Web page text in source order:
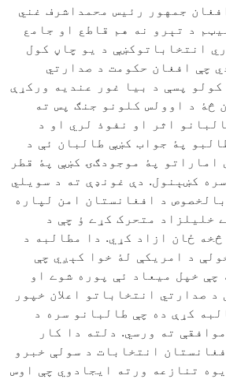
جمهور رئيس محمداشرف غني
د تېرو نه هم قاطع او جامع
انتخاباتوکښې د يو چاڼ کول
چې افغان حکومت د صدارتي
کولو پسې د بيا غور عنديه ورکړې
څۀ د اوولس کلونو جنګ پس ته
اثر او نفوذ لري او د
پۀ جواب کښې طالبان ئې د
اماراتو پۀ موجودګۍ کښې پۀ قطر
کښېنول. دې غونډې ته د سويلي
د افغانستان امن لپاره
خليلزاد متحرک کړے ؤ چې د
ځان ازاد کړي. دا مطالبه د
د امريکې لۀ خوا کېږي چې
چې خپل ميعاد ئې پوره شوے او
صدارتي انتخاباتو اعلان خپور
کړې ده چې طالبانو سره د
ته ورسي. دلته دا کار
انتخابات د سولې خبرو
تنازعه ورته ايجادوي چې اوس